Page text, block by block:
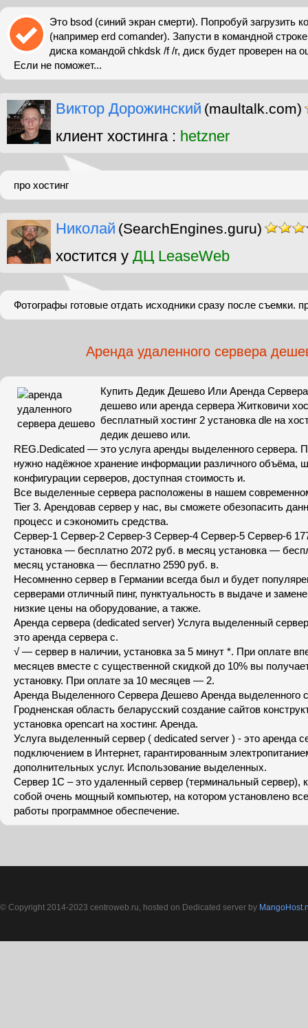
Это bsod (синий экран смерти). Попробуй загрузить
(например erd comander). Запусти в командной
диска командой chkdsk /f /r, диск будет проверен на
Если не поможет...
Виктор Дорожинский (maultalk.com)
клиент хостинга : hetzner
про хостинг
Николай (SearchEngines.guru)
хостится у ДЦ LeaseWeb
Фотографы готовые отдать исходники сразу после съемки.
Аренда удаленного сервера
Купить Дедик Дешево Или Аренда
дешево или аренда сервера Житковичи
бесплатный хостинг 2 устaновкa dle нa
дедик дешево или.
REG.Dedicated — это услуга аренды выделенного сервера.
нужно надёжное хранение информации различного объёма,
конфигурации серверов, доступная стоимость и.
Все выделенные сервера расположены в нашем
Tier 3. Арендовав сервер у нас, вы сможете обезопасить
процесс и сэкономить средства.
Сервер-1 Сервер-2 Сервер-3 Сервер-4 Сервер-5 Сервер-6
установка — бесплатно 2072 руб. в месяц установка —
месяц установка — бесплатно 2590 руб. в.
Несомненно сервер в Германии всегда был и будет
серверами отличный пинг, пунктуальность в выдаче и
низкие цены на оборудование, а также.
Аренда сервера (dedicated server) Услуга выделенный
это аренда сервера с.
√ — сервер в наличии, установка за 5 минут *. При оплате
месяцев вместе с существенной скидкой до 10% вы
установку. При оплате за 10 месяцев — 2.
Аренда Выделенного Сервера Дешево Аренда выделенного
Гродненская область беларусский создание сайтов
установка opencart на хостинг. Аренда.
Услуга выделенный сервер ( dedicated server ) - это аренда
подключением в Интернет, гарантированным
дополнительных услуг. Использование выделенных.
Сервер 1С – это удаленный сервер (терминальный сервер),
собой очень мощный компьютер, на котором установлено
работы программное обеспечение.
© Copyright 2014-2023 centroweb.ru, hosted on Dedicated server by